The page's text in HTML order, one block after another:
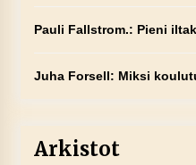
Pauli Fallstrom.: Pieni
Juha Forsell: Miksi
Arkistot